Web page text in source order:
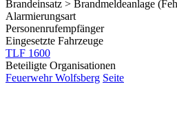
Brandeinsatz > Brandmeldeanlage
Alarmierungsart
Personenrufempfänger
Eingesetzte Fahrzeuge
TLF 1600
Beteiligte Organisationen
Feuerwehr Wolfsberg Seite